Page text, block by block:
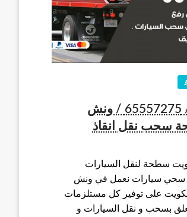
ونش البر / 65557275 / ونش
سحب نقل انقاذ
سطحة لنقل السيارات
سحي سيارات نعمل في ونش
على توفير كل مستلزمات
بسحب و نقل السيارات و